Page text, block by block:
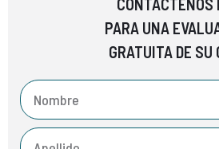
PARA UNA
GRATUITA DE SU